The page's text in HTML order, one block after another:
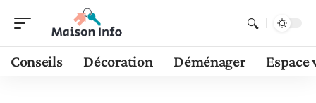
Conseils Décoration Déménager Espace